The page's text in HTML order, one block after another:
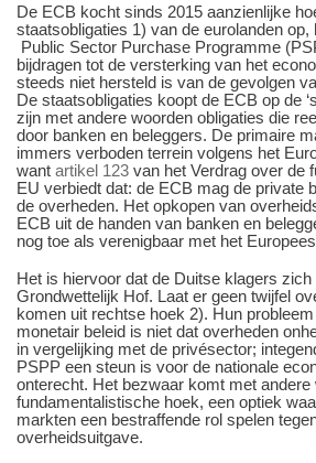
De ECB kocht sinds 2015 aanzienlijke
staatsobligaties 1) van de eurolanden op,
Public Sector Purchase Programme
bijdragen tot de versterking van het
steeds niet hersteld is van de gevolgen
De staatsobligaties koopt de ECB op de
zijn met andere woorden obligaties die
door banken en beleggers. De primaire
immers verboden terrein volgens het
want artikel 123 van het Verdrag over de
EU verbiedt dat: de ECB mag de private
de overheden. Het opkopen van
ECB uit de handen van banken en
nog toe als verenigbaar met het
Het is hiervoor dat de Duitse klagers
Grondwettelijk Hof. Laat er geen twijfel
komen uit rechtse hoek 2). Hun
monetair beleid is niet dat overheden
in vergelijking met de privésector;
PSPP een steun is voor de nationale
onterecht. Het bezwaar komt met
fundamentalistische hoek, een optiek
markten een bestraffende rol spelen
overheidsuitgave.